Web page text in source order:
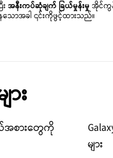
အနီးကပ်ဆုံချက် ခြယ်မှုန်းမှုအိုင်ကွန်
ေသောအခါ ၎င်းကိုဖွင့်ထားသည်။
း
အစားတွေကို
များ